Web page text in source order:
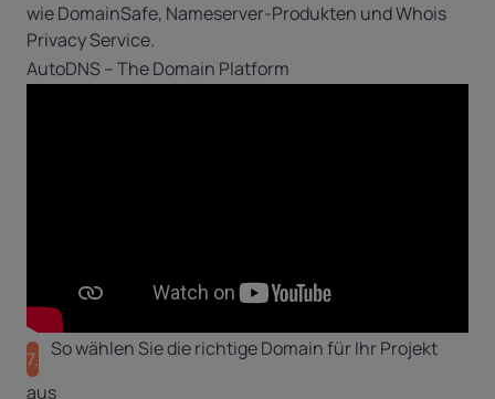
wieDomainSafe, Nameserver-Produkten und Whois
Privacy Service.
AutoDNS – The Domain Platform
7. So wählen Sie die richtige Domain für Ihr Projekt
aus